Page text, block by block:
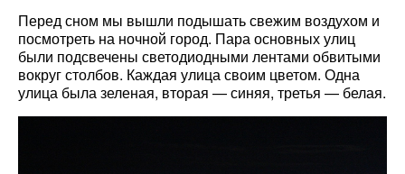
Перед сном мы вышли подышать свежим воздухом и
посмотреть на ночной город. Пара основных улиц
были подсвечены светодиодными лентами обвитыми
вокруг столбов. Каждая улица своим цветом. Одна
улица была зеленая, вторая — синяя, третья — белая.